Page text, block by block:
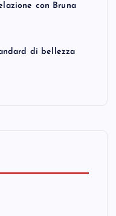
con Bruna
di bellezza